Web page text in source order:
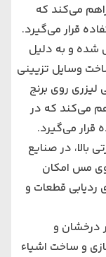
می‌کند که
قرار می‌گیرد.
شده و به دلیل
وسایل تزیینی
روی برنج
می‌کند که در
قرار می‌گیرد.
بالا، در صنایع
مس امکان
ردیابی قطعات و
درخشان و
و ساخت اشیاء